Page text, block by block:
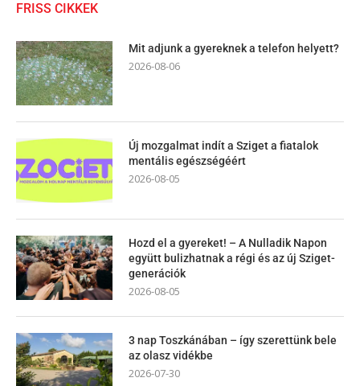
FRISS CIKKEK
Mit adjunk a gyereknek a telefon helyett?
2026-08-06
Új mozgalmat indít a Sziget a fiatalok
mentális egészségéért
2026-08-05
Hozd el a gyereket! – A Nulladik Napon
együtt bulizhatnak a régi és az új Sziget-
generációk
2026-08-05
3 nap Toszkánában – így szerettünk bele
az olasz vidékbe
2026-07-30